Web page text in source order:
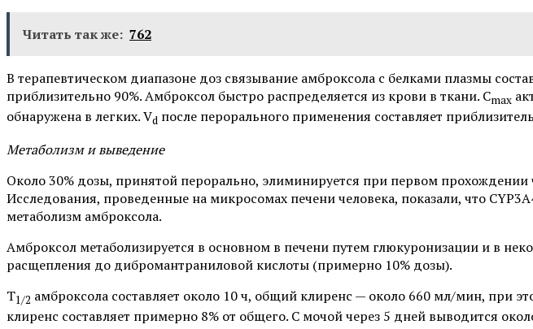
Читать так же: 762
В терапевтическом диапазоне доз связывание амброксола с белками плазмы
приблизительно 90%. Амброксол быстро распределяется из крови в ткани. Cmax
обнаружена в легких. Vd после перорального применения составляет
Метаболизм и выведение
Около 30% дозы, принятой перорально, элиминируется при первом прохождении
Исследования, проведенные на микросомах печени человека, показали, что
метаболизм амброксола.
Амброксол метаболизируется в основном в печени путем глюкуронизации и в
расщепления до дибромантраниловой кислоты (примерно 10% дозы).
T1/2 амброксола составляет около 10 ч, общий клиренс — около 660 мл/мин, при
клиренс составляет примерно 8% от общего. С мочой через 5 дней выводится